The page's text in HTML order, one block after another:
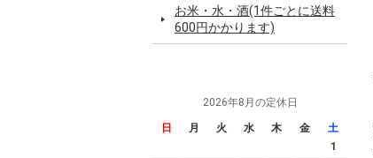
お米・水・酒(1件ごとに送料
600円かかります)
2026年8月の定休日
日 月 火 水 木 金
土
1